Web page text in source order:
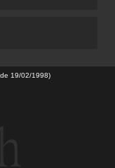
19/02/1998)